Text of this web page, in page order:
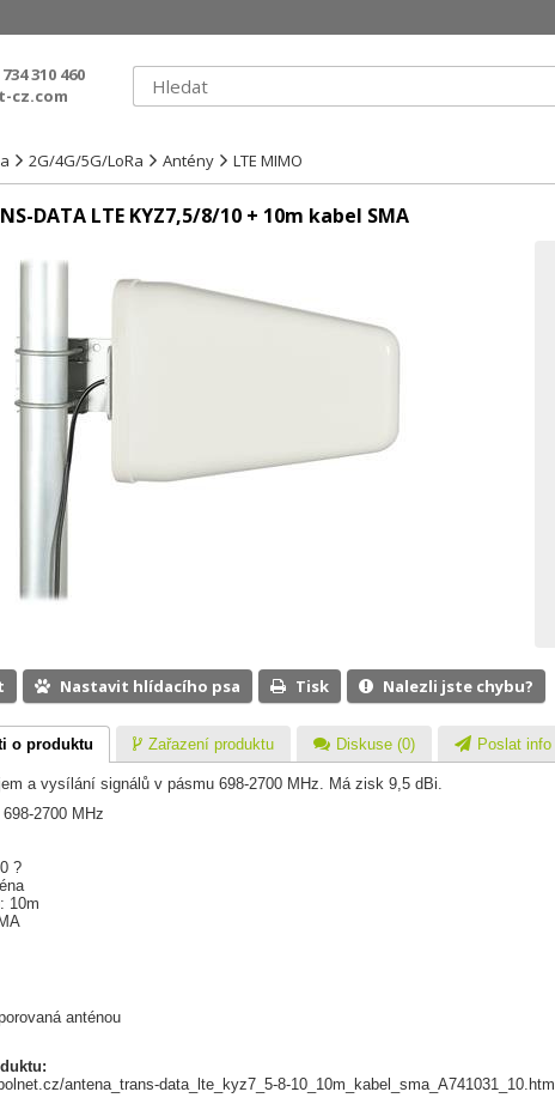
310 460
cz.com
2G/4G/5G/LoRa Antény LTE MIMO
DATA LTE KYZ7,5/8/10 + 10m kabel SMA
Nastavit hlídacího psa Tisk Nalezli jste chybu?
o produktu Zařazení produktu Diskuse (0) Poslat info
a vysílání signálů v pásmu 698-2700 MHz. Má zisk 9,5 dBi.
2700 MHz
?
10m
antena_trans-data_lte_kyz7_5-8-10_10m_kabel_sma_A741031_10.htm